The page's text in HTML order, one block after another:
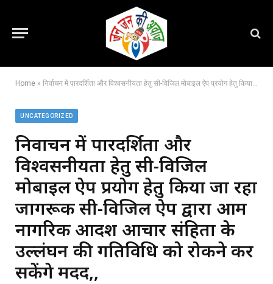
Home » निर्वाचन में पारदर्शिता और विश्वसनीयता हेतु सी-विजिल मोबाइल ऐप प्रयोग हेतु किया जा रहा जागरूक सी-विजिल ऐप द्वारा आम नागरिक आदर्श आचार संहिता के उल्लंघन की गतिविधि को रोकने कर सकेंगे मदद,,
UNCATEGORIZED
निर्वाचन में पारदर्शिता और
विश्वसनीयता हेतु सी-विजिल
मोबाइल ऐप प्रयोग हेतु किया जा रहा
जागरूक सी-विजिल ऐप द्वारा आम
नागरिक आदर्श आचार संहिता के
उल्लंघन की गतिविधि को रोकने कर
सकेंगे मदद,,